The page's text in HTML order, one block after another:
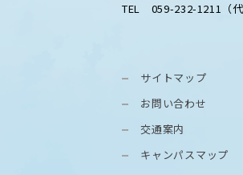
TEL 059-232-1211（代
サイトマップ
お問い合わせ
交通案内
キャンパスマップ